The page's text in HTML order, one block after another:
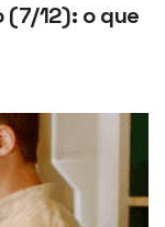
(7/12): o que